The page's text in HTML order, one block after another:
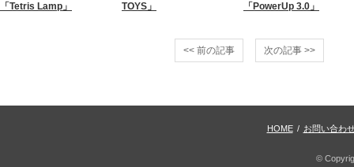
「Tetris Lamp」
TOYS」
「PowerUp 3.0」
<< 前の記事 次の記事 >>
HOME / お問い合わ
©